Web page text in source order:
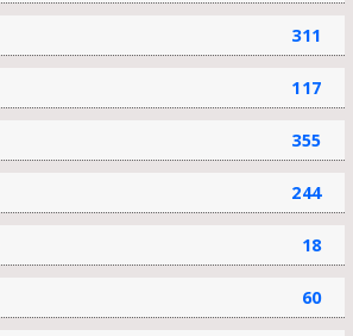
311
117
355
244
18
60